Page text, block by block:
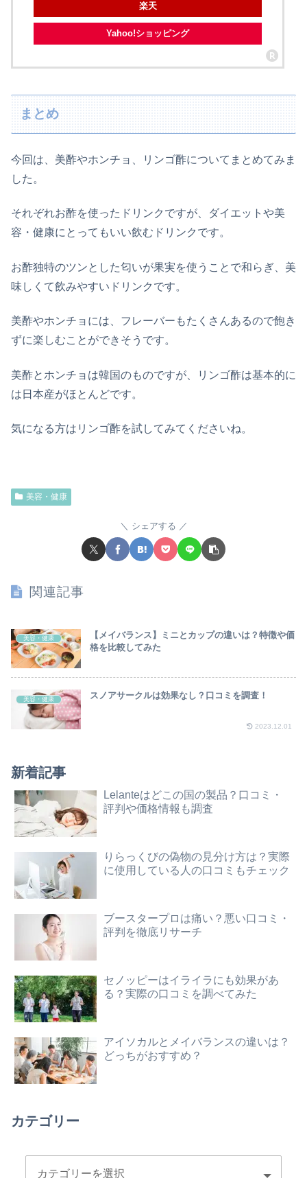
楽天
Yahoo!ショッピング
まとめ
今回は、美酢やホンチョ、リンゴ酢についてまとめてみま
した。
それぞれお酢を使ったドリンクですが、ダイエットや美
容・健康にとってもいい飲むドリンクです。
お酢独特のツンとした匂いが果実を使うことで和らぎ、美
味しくて飲みやすいドリンクです。
美酢やホンチョには、フレーバーもたくさんあるので飽き
ずに楽しむことができそうです。
美酢とホンチョは韓国のものですが、リンゴ酢は基本的に
は日本産がほとんどです。
気になる方はリンゴ酢を試してみてくださいね。
美容・健康
シェアする
関連記事
美容・健康
【メイバランス】ミニとカップの違いは？特徴や価
格を比較してみた
美容・健康 スノアサークルは効果なし？口コミを調査！
2023.12.01
新着記事
Lelanteはどこの国の製品？口コミ・
評判や価格情報も調査
りらっくびの偽物の見分け方は？実際
に使用している人の口コミもチェック
ブースタープロは痛い？悪い口コミ・
評判を徹底リサーチ
セノッピーはイライラにも効果があ
る？実際の口コミを調べてみた
アイソカルとメイバランスの違いは？
どっちがおすすめ？
カテゴリー